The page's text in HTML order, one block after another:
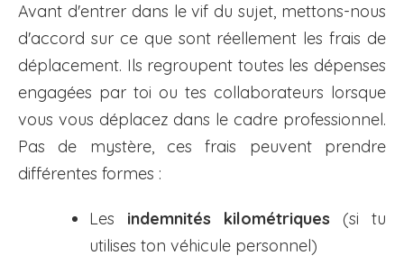
Avant d'entrer dans le vif du sujet, mettons-nous
d'accord sur ce que sont réellement les frais de
déplacement. Ils regroupent toutes les dépenses
engagées par toi ou tes collaborateurs lorsque
vous vous déplacez dans le cadre professionnel.
Pas de mystère, ces frais peuvent prendre
différentes formes :
Les indemnités kilométriques (si tu
utilises ton véhicule personnel)